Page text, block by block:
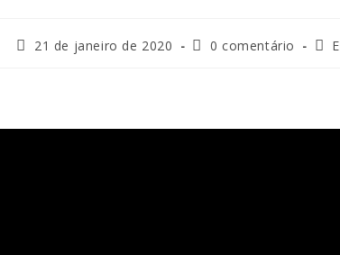
21 de janeiro de 2020 0 comentário